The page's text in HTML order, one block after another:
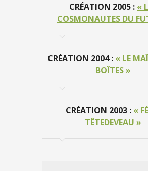
CRÉATION 2005 : «
COSMONAUTES DU
CRÉATION 2004 : « LE
BOÎTES »
CRÉATION 2003 : «
TÊTEDEVEAU »